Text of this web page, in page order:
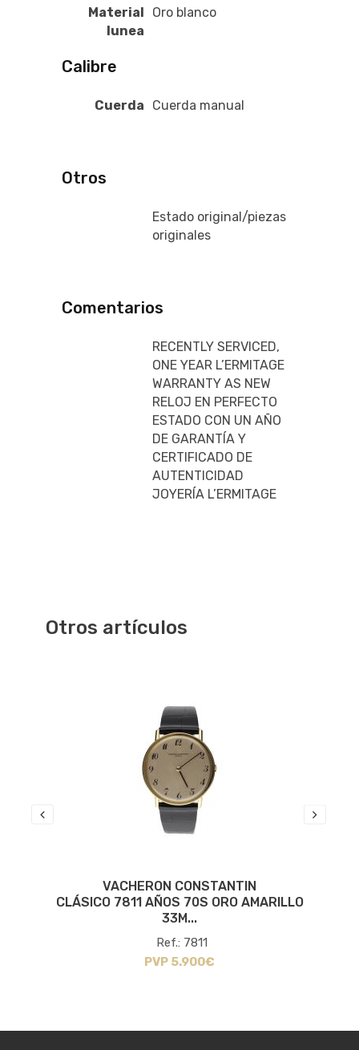
Material
lunea
Oro blanco
Calibre
Cuerda Cuerda manual
Otros
Estado original/piezas
originales
Comentarios
RECENTLY SERVICED,
ONE YEAR L’ERMITAGE
WARRANTY AS NEW
RELOJ EN PERFECTO
ESTADO CON UN AÑO
DE GARANTÍA Y
CERTIFICADO DE
AUTENTICIDAD
JOYERÍA L’ERMITAGE
Otros artículos
VACHERON CONSTANTIN
CLÁSICO 7811 AÑOS 70S ORO AMARILLO
33M...
Ref.: 7811
PVP 5.900€